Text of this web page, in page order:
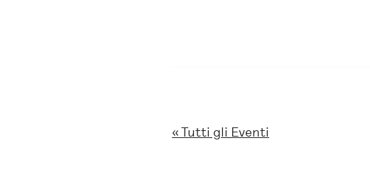
« Tutti gli Eventi